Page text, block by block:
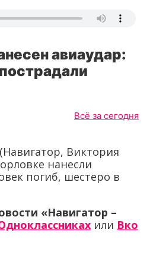
авиаудар:
Всё за сегодня
Виктория
нанесли
погиб, шестеро в
«Навигатор –
или Вко